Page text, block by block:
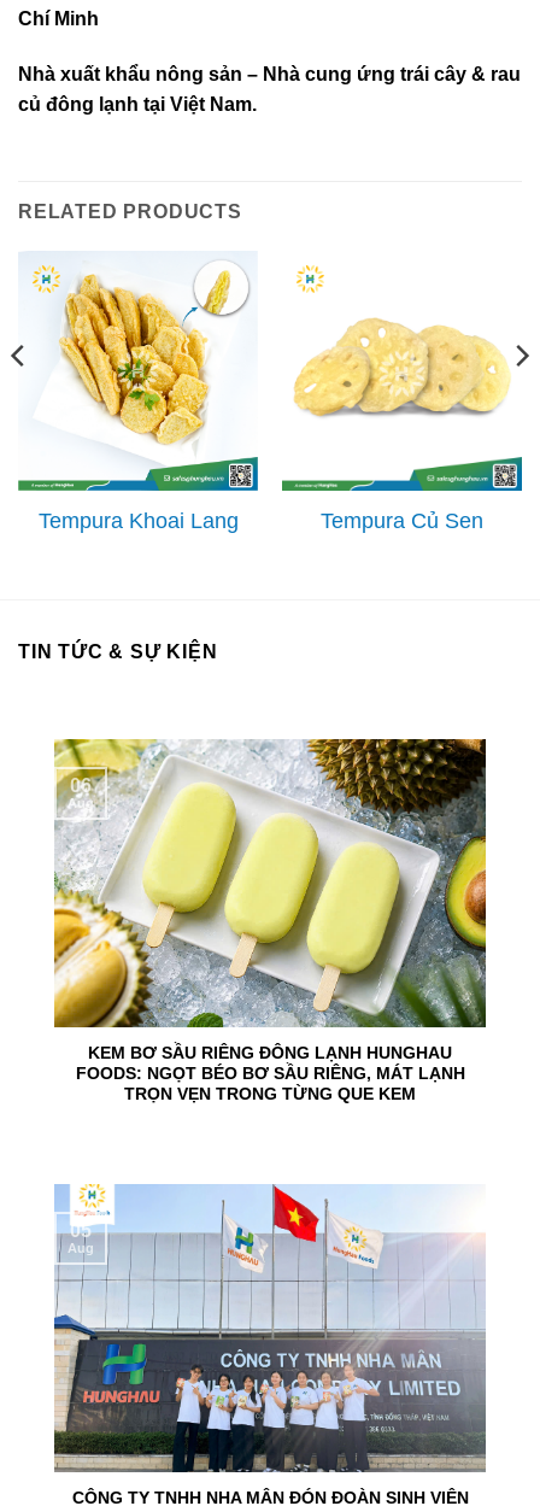
Chí Minh
Nhà xuất khẩu nông sản – Nhà cung ứng trái cây & rau
củ đông lạnh tại Việt Nam.
RELATED PRODUCTS
Tempura Khoai Lang Tempura Củ Sen
TIN TỨC & SỰ KIỆN
KEM BƠ SẦU RIÊNG ĐÔNG LẠNH HUNGHAU
FOODS: NGỌT BÉO BƠ SẦU RIÊNG, MÁT LẠNH
TRỌN VẸN TRONG TỪNG QUE KEM
06
Aug
CÔNG TY TNHH NHA MÂN ĐÓN ĐOÀN SINH VIÊN
05
Aug